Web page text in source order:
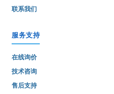
联系我们
服务支持
在线询价
技术咨询
售后支持